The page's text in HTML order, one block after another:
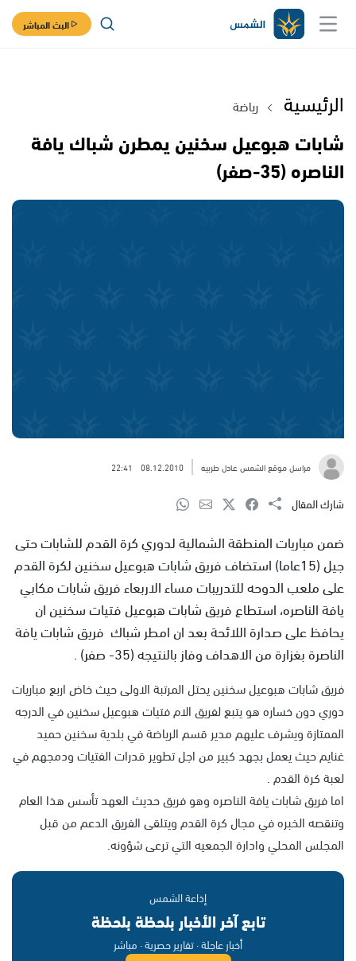
البث المباشر
الرئيسية رياضة
شابات هبوعيل سخنين يمطرن شباك يافة
الناصره (35-صفر)
مراسل موقع الشمس عادل طربيه 08.12.2010
22:41
شارك المقال
ضمن مباريات المنطقة الشمالية لدوري كرة القدم للشابات حتى
جيل (15عاما) استضاف فريق شابات هبوعيل سخنين لكرة القدم
على ملعب الدوحه للتدريبات مساء الاربعاء فريق شابات مكابي
يافة الناصره، استطاع فريق شابات هبوعيل فتيات سخنين ان
يحافظ على صدارة اللائحة بعد ان امطر شباك فريق شابات يافة
الناصرة بغزارة من الاهداف وفاز بالنتيجه (35- صفر) .
فريق شابات هبوعيل سخنين يحتل المرتبة الاولى حيث خاض اربع مباريات
دوري دون خساره هو يتبع لفريق الام فتيات هبوعيل سخنين في الدرجه
الممتازة ويشرف عليهم مدير قسم الرياضة في بلدية سخنين حميد
غنايم حيث يعمل بجهد كبير من اجل تطوير قدرات الفتيات ودمجهم في
لعبة كرة القدم .
اما فريق شابات يافة الناصره وهو فريق حديث العهد تأسس هذا العام
وتنقصه الخبره في مجال كرة القدم ويتلقى الفريق الدعم من قبل
المجلس المحلي وادارة الجمعيه التي ترعى شؤونه.
إذاعة الشمس
تابع آخر الأخبار بلحظة بلحظة
أخبار عاجلة · تقارير حصرية · مباشر